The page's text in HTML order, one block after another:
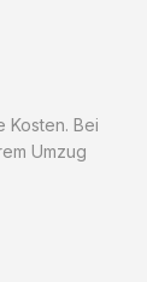
Kosten. Bei
Umzug